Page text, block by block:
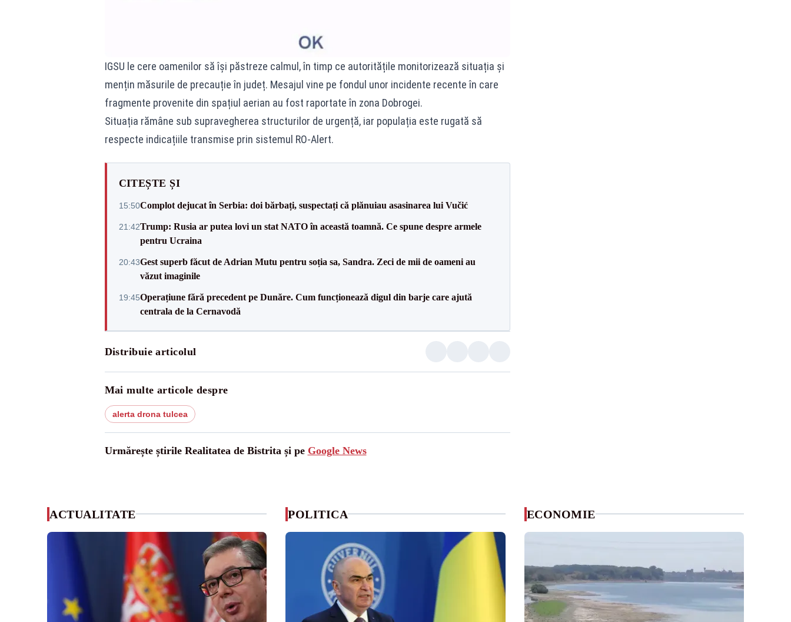
IGSU le cere oamenilor să își păstreze calmul, în timp ce autoritățile monitorizează situația și
mențin măsurile de precauție în județ. Mesajul vine pe fondul unor incidente recente în care
fragmente provenite din spațiul aerian au fost raportate în zona Dobrogei.
Situația rămâne sub supravegherea structurilor de urgență, iar populația este rugată să
respecte indicațiile transmise prin sistemul RO‑Alert.
CITEȘTE ȘI
15:50Complot dejucat în Serbia: doi bărbați, suspectați că plănuiau asasinarea lui Vučić
21:42Trump: Rusia ar putea lovi un stat NATO în această toamnă. Ce spune despre armele
pentru Ucraina
20:43Gest superb făcut de Adrian Mutu pentru soția sa, Sandra. Zeci de mii de oameni au
văzut imaginile
19:45Operațiune fără precedent pe Dunăre. Cum funcționează digul din barje care ajută
centrala de la Cernavodă
Distribuie articolul
Mai multe articole despre
alerta drona tulcea
Urmărește știrile Realitatea de Bistrita și pe Google News
ACTUALITATE POLITICA ECONOMIE